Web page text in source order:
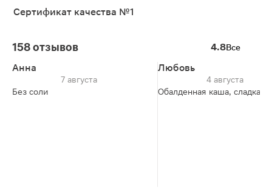
Сертификат качества №1
158 отзывов 4.8Все
Анна
7 августа
Без соли
Любовь
4 августа
Обалденная каша, сладкая